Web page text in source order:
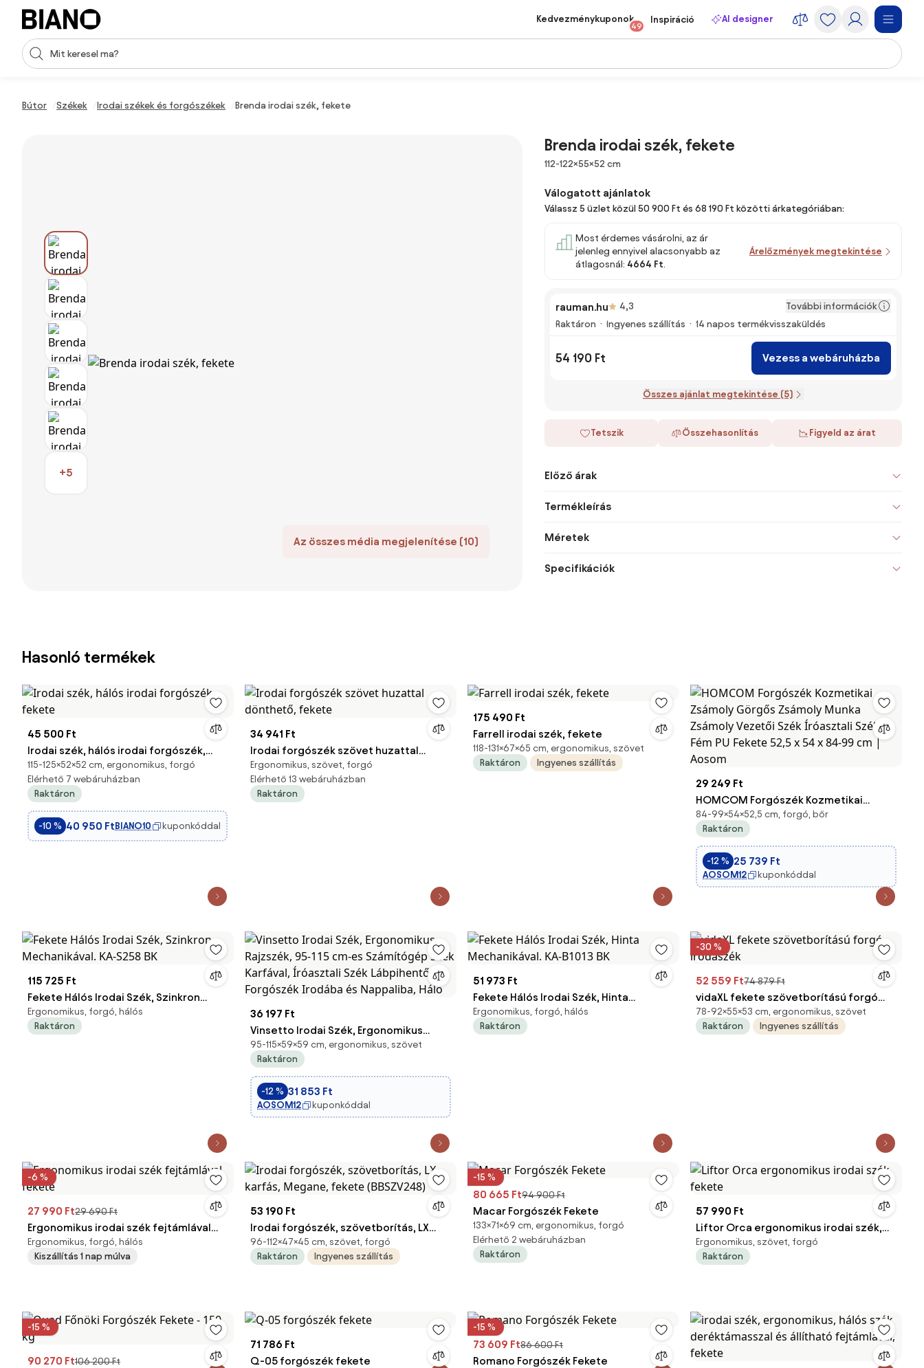
Navigáció kihagyása, ugrás a tartalomra
Keresési bevitel
Kedvezménykuponok
49
Inspiráció AI designer
Bútor Székek Irodai székek és forgószékek Brenda irodai szék, fekete
+5
Az összes média megjelenítése (10)
Brenda irodai szék, fekete
Méretek
112-122×55×52 cm
Válogatott ajánlatok
Válassz 5 üzlet közül 50 900 Ft és 68 190 Ft közötti árkategóriában:
Most érdemes vásárolni, az ár
jelenleg ennyivel alacsonyabb az
átlagosnál: 4664 Ft.
Árelőzmények megtekintése
rauman.hu 4,3
További információk
Raktáron
Ingyenes szállítás 14 napos termékvisszaküldés
54 190 Ft Vezess a webáruházba
Összes ajánlat megtekintése (5)
Tetszik Összehasonlítás Figyeld az árat
Előző árak
Termékleírás
Méretek
Specifikációk
Hasonló termékek
45 500 Ft
Irodai szék, hálós irodai forgószék,
fekete
115-125×52×52 cm, ergonomikus, forgó
Elérhető 7 webáruházban
Raktáron
-10 % 40 950 FtBIANO10 kuponkóddal
34 941 Ft
Irodai forgószék szövet huzattal
dönthető, fekete
Ergonomikus, szövet, forgó
Elérhető 13 webáruházban
Raktáron
175 490 Ft
Farrell irodai szék, fekete
118-131×67×65 cm, ergonomikus, szövet
Raktáron
Ingyenes szállítás
29 249 Ft
HOMCOM Forgószék Kozmetikai
Zsámoly Görgős Zsámoly Munka
Zsámoly Vezetői Szék Íróasztali Szék
Fém PU Fekete 52,5 x 54 x 84-99 cm |
Aosom
84-99×54×52,5 cm, forgó, bőr
Raktáron
-12 % 25 739 Ft
AOSOM12 kuponkóddal
115 725 Ft
Fekete Hálós Irodai Szék, Szinkron
Mechanikával. KA-S258 BK
Ergonomikus, forgó, hálós
Raktáron
36 197 Ft
Vinsetto Irodai Szék, Ergonomikus
Rajzszék, 95-115 cm-es Számítógép
Szék Karfával, Íróasztali Szék
Lábpihentővel, Forgószék Irodába és
Nappaliba, Háló
95-115×59×59 cm, ergonomikus, szövet
Raktáron
-12 % 31 853 Ft
AOSOM12 kuponkóddal
51 973 Ft
Fekete Hálós Irodai Szék, Hinta
Mechanikával. KA-B1013 BK
Ergonomikus, forgó, hálós
Raktáron
-30 %
52 559 Ft74 879 Ft
vidaXL fekete szövetborítású forgó
irodaszék
78-92×55×53 cm, ergonomikus, szövet
Raktáron
Ingyenes szállítás
-6 %
27 990 Ft29 690 Ft
Ergonomikus irodai szék fejtámlával
fekete
Ergonomikus, forgó, hálós
Kiszállítás 1 nap múlva
53 190 Ft
Irodai forgószék, szövetborítás, LX
karfás, Megane, fekete (BBSZV248)
96-112×47×45 cm, szövet, forgó
Raktáron
Ingyenes szállítás
-15 %
80 665 Ft94 900 Ft
Macar Forgószék Fekete
133×71×69 cm, ergonomikus, forgó
Elérhető 2 webáruházban
Raktáron
57 990 Ft
Liftor Orca ergonomikus irodai szék,
fekete
Ergonomikus, szövet, forgó
Raktáron
-15 %
90 270 Ft106 200 Ft
71 786 Ft
Q-05 forgószék fekete
-15 %
73 609 Ft86 600 Ft
Romano Forgószék Fekete